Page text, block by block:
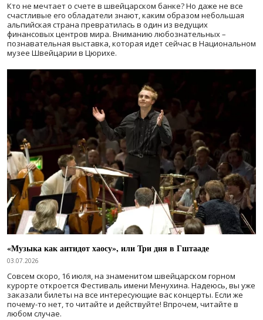
Кто не мечтает о счете в швейцарском банке? Но даже не все
счастливые его обладатели знают, каким образом небольшая
альпийская страна превратилась в один из ведущих
финансовых центров мира. Вниманию любознательных –
познавательная выставка, которая идет сейчас в Национальном
музее Швейцарии в Цюрихе.
«Музыка как антидот хаосу», или Три дня в Гштааде
03.07.2026
Совсем скоро, 16 июля, на знаменитом швейцарском горном
курорте откроется Фестиваль имени Менухина. Надеюсь, вы уже
заказали билеты на все интересующие вас концерты. Если же
почему-то нет, то читайте и действуйте! Впрочем, читайте в
любом случае.